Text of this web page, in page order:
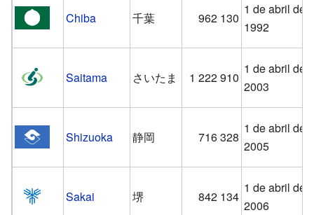
Chiba 千葉 962 130
1 de abril de
1992
Saitama さいたま 1 222 910
1 de abril de
2003
Shizuoka 静岡 716 328
1 de abril de
2005
Sakai 堺 842 134
1 de abril de
2006